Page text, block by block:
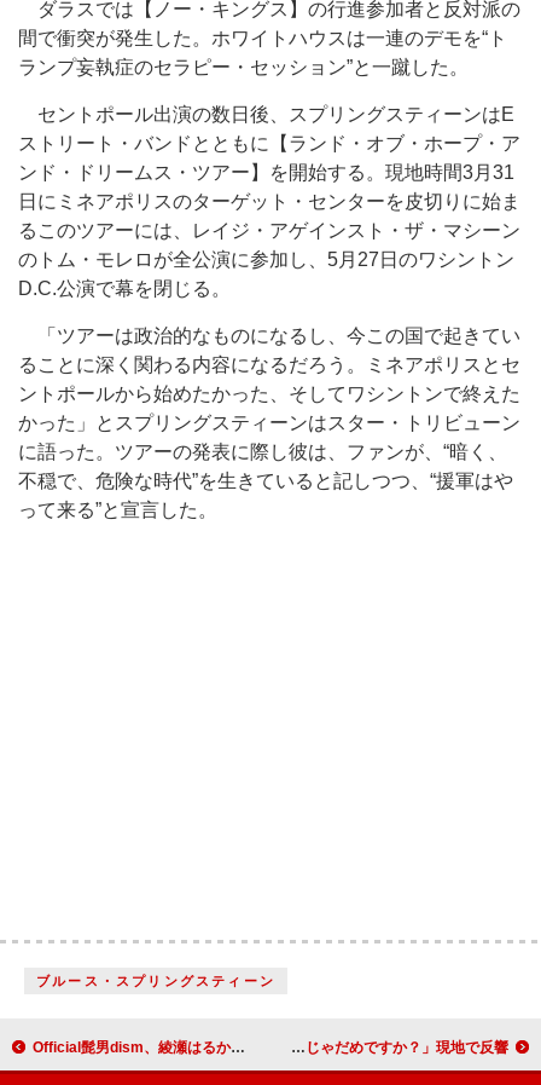
ダラスでは【ノー・キングス】の行進参加者と反対派の
間で衝突が発生した。ホワイトハウスは一連のデモを“ト
ランプ妄執症のセラピー・セッション”と一蹴した。
セントポール出演の数日後、スプリングスティーンはE
ストリート・バンドとともに【ランド・オブ・ホープ・ア
ンド・ドリームス・ツアー】を開始する。現地時間3月31
日にミネアポリスのターゲット・センターを皮切りに始ま
るこのツアーには、レイジ・アゲインスト・ザ・マシーン
のトム・モレロが全公演に参加し、5月27日のワシントン
D.C.公演で幕を閉じる。
「ツアーは政治的なものになるし、今この国で起きてい
ることに深く関わる内容になるだろう。ミネアポリスとセ
ントポールから始めたかった、そしてワシントンで終えた
かった」とスプリングスティーンはスター・トリビューン
に語った。ツアーの発表に際し彼は、ファンが、“暗く、
不穏で、危険な時代”を生きていると記しつつ、“援軍はや
って来る”と宣言した。
ブルース・スプリングスティーン
Official髭男dism、綾瀬はるか主演映画『人はなぜラブレターを書くのか』主題歌のMV公開 CUTIE STREET、『M COUNTDOWN』出演で韓国ストリーミング約3倍に 「かわいいだけじゃだめですか？」現地で反響